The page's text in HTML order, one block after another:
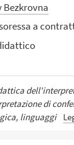
Bezkrovna
a
di
linguaggi